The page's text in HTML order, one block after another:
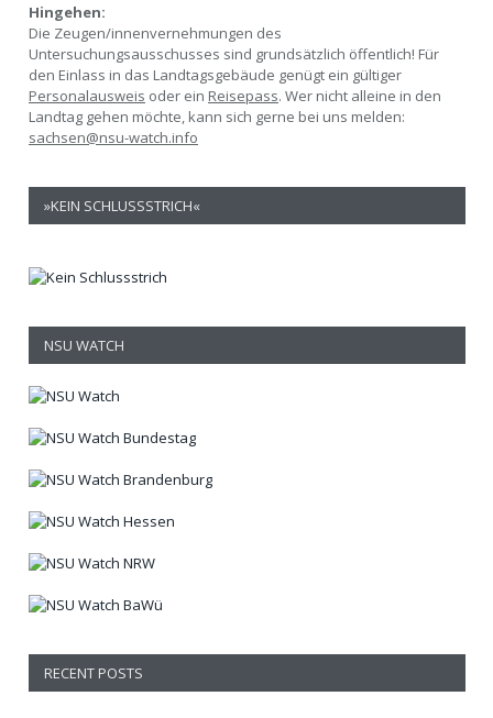
Hingehen:
Die Zeugen/innenvernehmungen des
Untersuchungsausschusses sind grundsätzlich öffentlich! Für
den Einlass in das Landtagsgebäude genügt ein gültiger
Personalausweis oder ein Reisepass. Wer nicht alleine in den
Landtag gehen möchte, kann sich gerne bei uns melden:
sachsen@nsu-watch.info
»KEIN SCHLUSSSTRICH«
NSU WATCH
RECENT POSTS